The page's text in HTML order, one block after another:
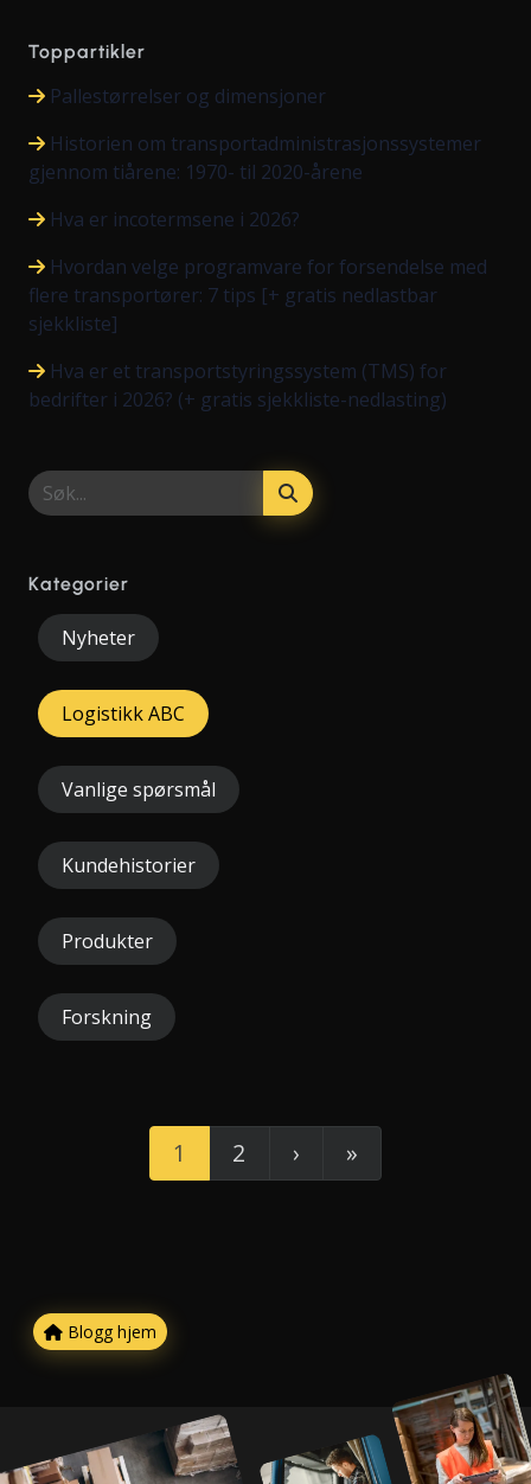
Toppartikler
Pallestørrelser og dimensjoner
Historien om transportadministrasjonssystemer
gjennom tiårene: 1970- til 2020-årene
Hva er incotermsene i 2026?
Hvordan velge programvare for forsendelse med
flere transportører: 7 tips [+ gratis nedlastbar
sjekkliste]
Hva er et transportstyringssystem (TMS) for
bedrifter i 2026? (+ gratis sjekkliste-nedlasting)
Kategorier
Nyheter
Logistikk ABC
Vanlige spørsmål
Kundehistorier
Produkter
Forskning
1 2 › »
Blogg hjem